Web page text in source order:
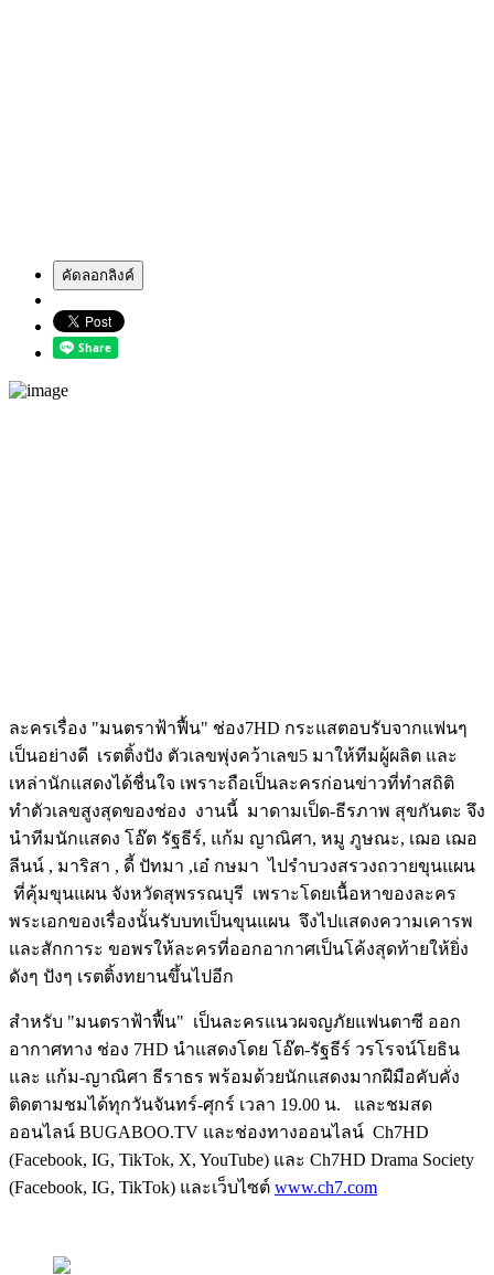
คัดลอกลิงค์
ละครเรื่อง "มนตราฟ้าฟื้น" ช่อง7HD กระแสตอบรับจากแฟนๆ
เป็นอย่างดี เรตติ้งปัง ตัวเลขพุ่งคว้าเลข5 มาให้ทีมผู้ผลิต และ
เหล่านักแสดงได้ชื่นใจ เพราะถือเป็นละครก่อนข่าวที่ทำสถิติ
ทำตัวเลขสูงสุดของช่อง งานนี้ มาดามเป็ด-ธีรภาพ สุขกันตะ จึง
นำทีมนักแสดง โอ๊ต รัฐธีร์, แก้ม ญาณิศา, หมู ภูษณะ, เฌอ เฌอ
ลีนน์ , มาริสา , ดี้ ปัทมา ,เอ๋ กษมา ไปรำบวงสรวงถวายขุนแผน
ที่คุ้มขุนแผน จังหวัดสุพรรณบุรี เพราะโดยเนื้อหาของละคร
พระเอกของเรื่องนั้นรับบทเป็นขุนแผน จึงไปแสดงความเคารพ
และสักการะ ขอพรให้ละครที่ออกอากาศเป็นโค้งสุดท้ายให้ยิ่ง
ดังๆ ปังๆ เรตติ้งทยานขึ้นไปอีก
สำหรับ "มนตราฟ้าฟื้น" เป็นละครแนวผจญภัยแฟนตาซี ออก
อากาศทาง ช่อง 7HD นำแสดงโดย โอ๊ต-รัฐธีร์ วรโรจน์โยธิน
และ แก้ม-ญาณิศา ธีราธร พร้อมด้วยนักแสดงมากฝีมือคับคั่ง
ติดตามชมได้ทุกวันจันทร์-ศุกร์ เวลา 19.00 น. และชมสด
ออนไลน์ BUGABOO.TV และช่องทางออนไลน์ Ch7HD
(Facebook, IG, TikTok, X, YouTube) และ Ch7HD Drama Society
(Facebook, IG, TikTok) และเว็บไซต์ www.ch7.com